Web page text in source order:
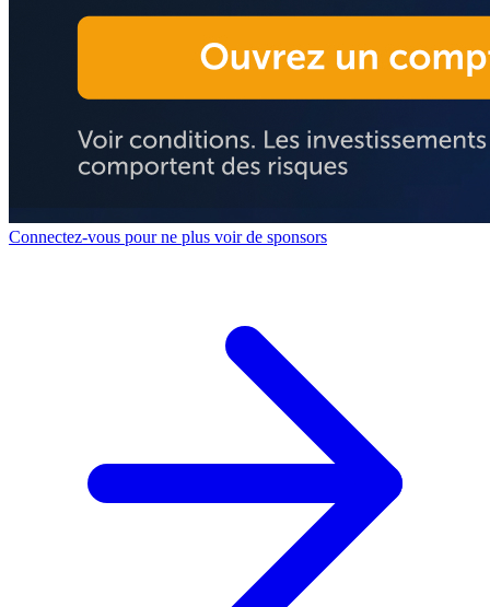
Connectez-vous pour ne plus voir de sponsors